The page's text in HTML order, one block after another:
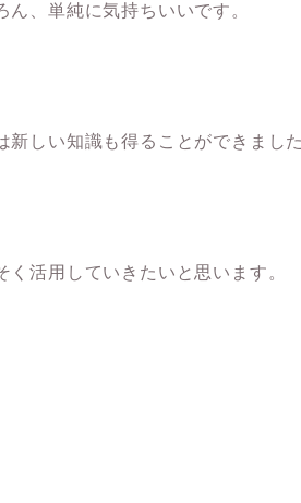
ん、単純に気持ちいいです。
新しい知識も得ることができまし
く活用していきたいと思います。